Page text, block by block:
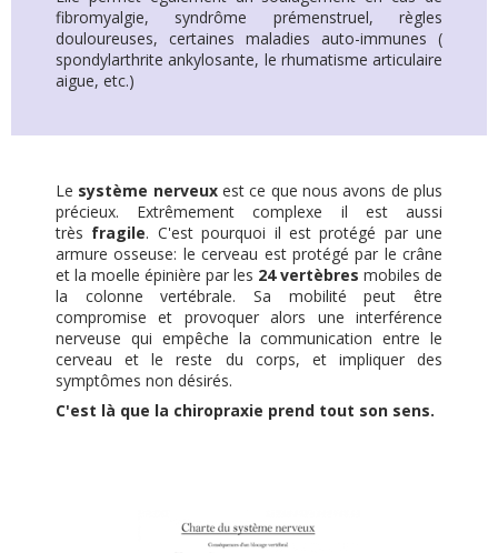
fibromyalgie, syndrôme prémenstruel, règles
douloureuses, certaines maladies auto-immunes (
spondylarthrite ankylosante, le rhumatisme articulaire
aigue, etc.)
Le système nerveuxest ce que nous avons de plus
précieux. Extrêmement complexe il est aussi
très fragile. C'est pourquoi il est protégé par une
armure osseuse: le cerveau est protégé par le crâne
et la moelle épinière par les 24 vertèbres mobiles de
la colonne vertébrale. Sa mobilité peut être
compromise et provoquer alors une interférence
nerveuse qui empêche la communication entre le
cerveau et le reste du corps, et impliquer des
symptômes non désirés.
C'est là que la chiropraxie prend tout son sens.